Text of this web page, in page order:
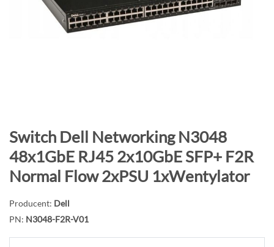
e
r
i
i
P
z
e
d
ź
n
Switch Dell Networking N3048
48x1GbE RJ45 2x10GbE SFP+ F2R
Normal Flow 2xPSU 1xWentylator
Producent: Dell
PN: N3048-F2R-V01